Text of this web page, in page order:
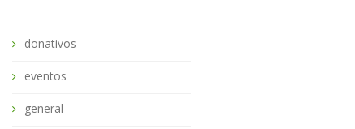
donativos
eventos
general